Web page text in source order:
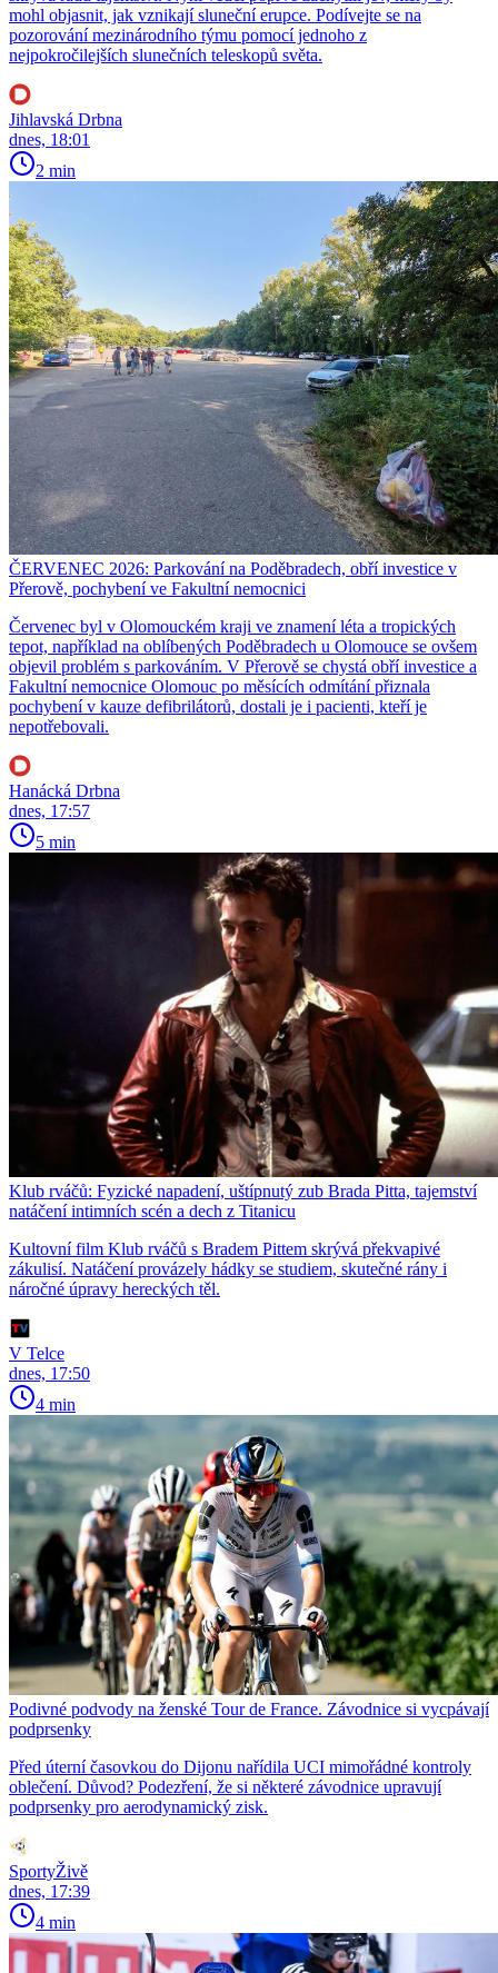
mohl objasnit, jak vznikají sluneční erupce. Podívejte se na
pozorování mezinárodního týmu pomocí jednoho z
nejpokročilejších slunečních teleskopů světa.
Jihlavská Drbna
dnes, 18:01
2 min
ČERVENEC 2026: Parkování na Poděbradech, obří investice v
Přerově, pochybení ve Fakultní nemocnici
Červenec byl v Olomouckém kraji ve znamení léta a tropických
tepot, například na oblíbených Poděbradech u Olomouce se ovšem
objevil problém s parkováním. V Přerově se chystá obří investice a
Fakultní nemocnice Olomouc po měsících odmítání přiznala
pochybení v kauze defibrilátorů, dostali je i pacienti, kteří je
nepotřebovali.
Hanácká Drbna
dnes, 17:57
5 min
Klub rváčů: Fyzické napadení, uštípnutý zub Brada Pitta, tajemství
natáčení intimních scén a dech z Titanicu
Kultovní film Klub rváčů s Bradem Pittem skrývá překvapivé
zákulisí. Natáčení provázely hádky se studiem, skutečné rány i
náročné úpravy hereckých těl.
V Telce
dnes, 17:50
4 min
Podivné podvody na ženské Tour de France. Závodnice si vycpávají
podprsenky
Před úterní časovkou do Dijonu nařídila UCI mimořádné kontroly
oblečení. Důvod? Podezření, že si některé závodnice upravují
podprsenky pro aerodynamický zisk.
SportyŽivě
dnes, 17:39
4 min